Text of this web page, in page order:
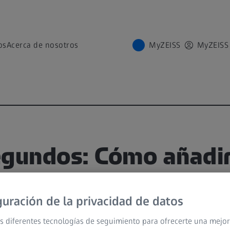
Acerca de nosotros MyZEISS MyZEISS
Cómo
clínicos a
de trabajo de ZEISS
de la privacidad de datos
diferentes tecnologías de seguimiento para ofrecerte una mejor